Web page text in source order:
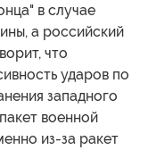
в случае
а российский
что
ударов по
западного
военной
из-за ракет